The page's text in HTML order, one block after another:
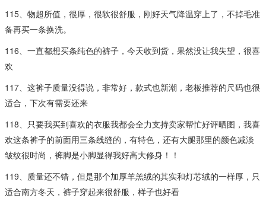
115、物超所值，很厚，很软很舒服，刚好天气降温穿上了，不掉毛准
备再买一条换洗。
116、一直都想买条纯色的裤子，今天收到货，果然没让我失望，很喜
欢
117、这裤子质量没得说，非常好，款式也新潮，老板推荐的尺码也很
适合，下次有需要还来
118、只要我买到喜欢的衣服我都会全力支持卖家帮忙好评晒图，我喜
欢这条裤子的前面用三条线缝的，有特色，还有大腿那里的颜色减淡
皱纹很时尚，裤脚是小脚显得我好高大修身！！
119、质量还不错，但是那个加厚羊羔绒的其实和灯芯绒的一样厚，只
适合南方冬天，裤子穿起来很舒服，样子也好看